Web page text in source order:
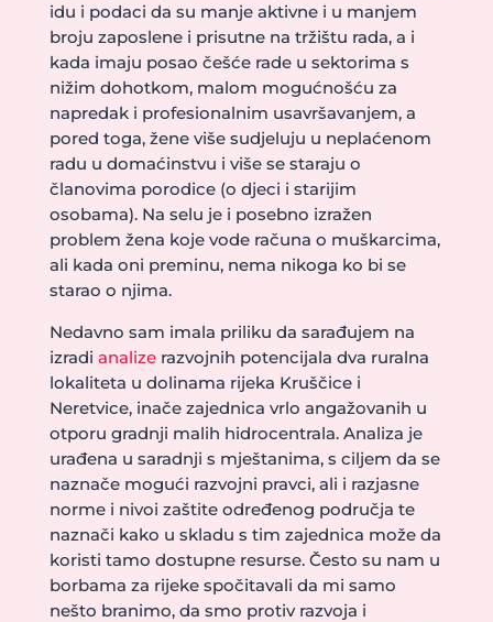
idu i podaci da su manje aktivne i u manjem
broju zaposlene i prisutne na tržištu rada, a i
kada imaju posao češće rade u sektorima s
nižim dohotkom, malom mogućnošću za
napredak i profesionalnim usavršavanjem, a
pored toga, žene više sudjeluju u neplaćenom
radu u domaćinstvu i više se staraju o
članovima porodice (o djeci i starijim
osobama). Na selu je i posebno izražen
problem žena koje vode računa o muškarcima,
ali kada oni preminu, nema nikoga ko bi se
starao o njima.
Nedavno sam imala priliku da sarađujem na
izradi analizerazvojnih potencijala dva ruralna
lokaliteta u dolinama rijeka Kruščice i
Neretvice, inače zajednica vrlo angažovanih u
otporu gradnji malih hidrocentrala. Analiza je
urađena u saradnji s mještanima, s ciljem da se
naznače mogući razvojni pravci, ali i razjasne
norme i nivoi zaštite određenog područja te
naznači kako u skladu s tim zajednica može da
koristi tamo dostupne resurse. Često su nam u
borbama za rijeke spočitavali da mi samo
nešto branimo, da smo protiv razvoja i